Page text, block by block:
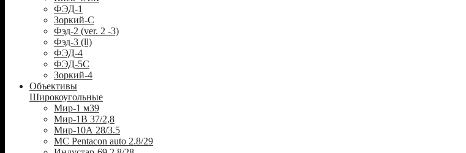
ФЭД-1
Зоркий-С
Фэд-2 (ver. 2 -3)
Фэд-3 (ll)
ФЭД-4
ФЭД-5С
Зоркий-4
Объективы
Широкоугольные
Мир-1 м39
Мир-1В 37/2,8
Мир-10А 28/3.5
MC Pentacon auto 2.8/29